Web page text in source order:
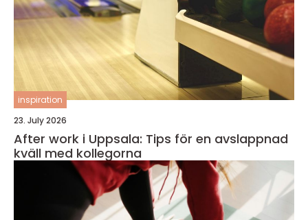
inspiration
23. July 2026
After work i Uppsala: Tips för en avslappnad
kväll med kollegorna